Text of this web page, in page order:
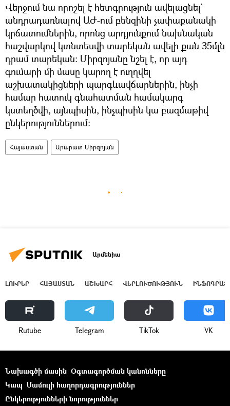
Վերջում նա որոշել է հետգրություն ավելացնել`
անդրադառնալով ԱԺ-ում բենզինի չափաքանակի
կրճատումներին, որոնց արդյունքում նախնական
հաշվարկով կտնտեսվի տարեկան ավելի քան 35մլն
դրամ տարեկան։ Միրզոյանը նշել է, որ այդ
գումարի մի մասը կարող է ուղղվել
աշխատակիցների պարգևավճարներին, ինչի
համար հատուկ գնահատման համակարգ
կստեղծվի, այնպիսին, ինչպիսին կա բազմաթիվ
ընկերություններում։
Հայաստան Արարատ Միրզոյան
Արմենիա
ԼՈՒՐԵՐ ՀԱՅԱՍՏԱՆ ԱՇԽԱՐՀ ՎԵՐԼՈՒԾՈՒԹՅՈՒՆ
Rutube Telegram ТikТоk VK
Նախագծի մասին Օգտագործման կանոնները
Կապ Մամուլի հաղորդագրություններ
Ընկերությունների նորություններ